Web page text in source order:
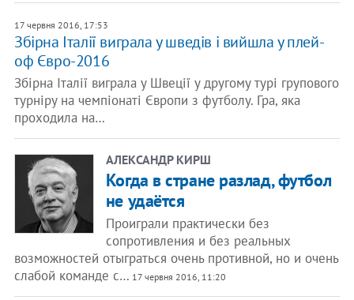
17 червня 2016, 17:53
Збірна Італії виграла у шведів і вийшла у плей-
оф Євро-2016
Збірна Італії виграла у Швеції у другому турі групового
турніру на чемпіонаті Європи з футболу. Гра, яка
проходила на…
АЛЕКСАНДР КИРШ
Когда в стране разлад, футбол
не удаётся
Проиграли практически без
сопротивления и без реальных
возможностей отыграться очень противной, но и очень
слабой команде с… 17 червня 2016, 11:20